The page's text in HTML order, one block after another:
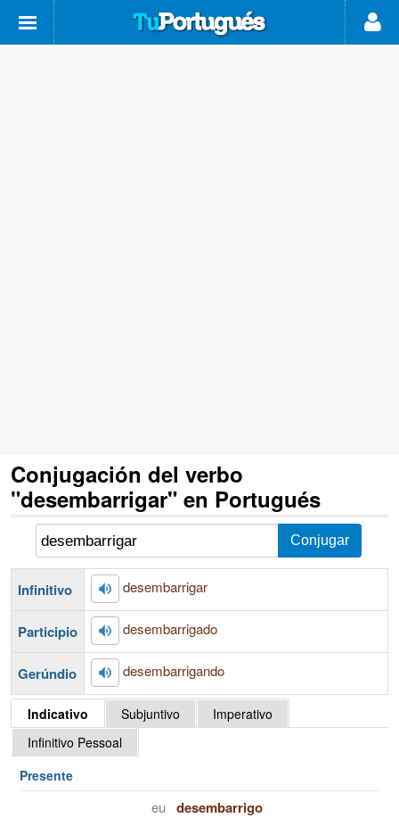
Conjugación del verbo
"desembarrigar" en Portugués
Infinitivo desembarrigar
Participio desembarrigado
Gerúndio desembarrigando
Indicativo Subjuntivo
Imperativo
Infinitivo Pessoal
Presente
eu desembarrigo